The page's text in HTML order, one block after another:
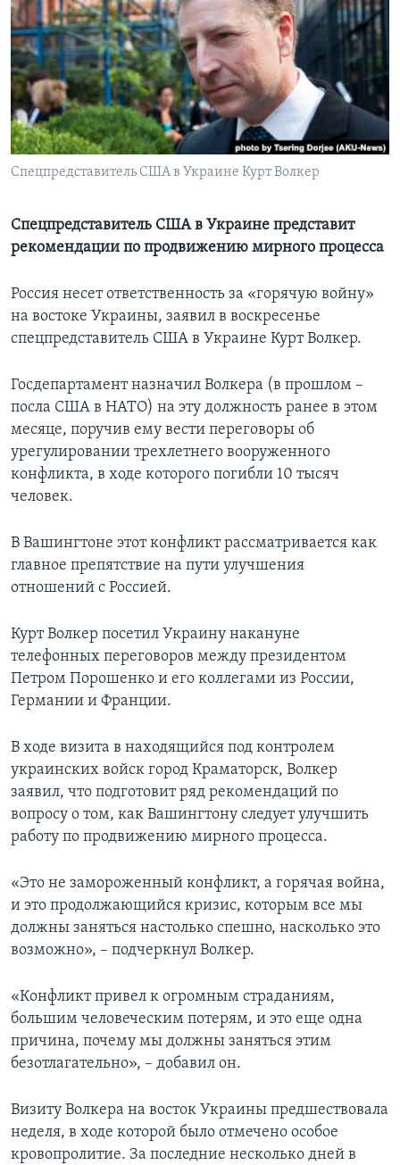
Learning English
СОЦИАЛЬНЫЕ СЕТИ
Спецпредставитель США в Украине Курт Волкер
Спецпредставитель США в Украине представит
рекомендации по продвижению мирного процесса
Россия несет ответственность за «горячую войну»
на востоке Украины, заявил в воскресенье
спецпредставитель США в Украине Курт Волкер.
Госдепартамент назначил Волкера (в прошлом –
посла США в НАТО) на эту должность ранее в этом
месяце, поручив ему вести переговоры об
урегулировании трехлетнего вооруженного
конфликта, в ходе которого погибли 10 тысяч
человек.
В Вашингтоне этот конфликт рассматривается как
главное препятствие на пути улучшения
отношений с Россией.
Курт Волкер посетил Украину накануне
телефонных переговоров между президентом
Петром Порошенко и его коллегами из России,
Германии и Франции.
В ходе визита в находящийся под контролем
украинских войск город Краматорск, Волкер
заявил, что подготовит ряд рекомендаций по
вопросу о том, как Вашингтону следует улучшить
работу по продвижению мирного процесса.
«Это не замороженный конфликт, а горячая война,
и это продолжающийся кризис, которым все мы
должны заняться настолько спешно, насколько это
возможно», – подчеркнул Волкер.
«Конфликт привел к огромным страданиям,
большим человеческим потерям, и это еще одна
причина, почему мы должны заняться этим
безотлагательно», – добавил он.
Визиту Волкера на восток Украины предшествовала
неделя, в ходе которой было отмечено особое
кровопролитие. За последние несколько дней в